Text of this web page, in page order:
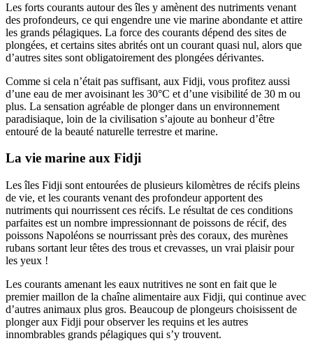
Les forts courants autour des îles y amènent des nutriments venant
des profondeurs, ce qui engendre une vie marine abondante et attire
les grands pélagiques. La force des courants dépend des sites de
plongées, et certains sites abrités ont un courant quasi nul, alors que
d’autres sites sont obligatoirement des plongées dérivantes.
Comme si cela n’était pas suffisant, aux Fidji, vous profitez aussi
d’une eau de mer avoisinant les 30°C et d’une visibilité de 30 m ou
plus. La sensation agréable de plonger dans un environnement
paradisiaque, loin de la civilisation s’ajoute au bonheur d’être
entouré de la beauté naturelle terrestre et marine.
La vie marine aux Fidji
Les îles Fidji sont entourées de plusieurs kilomètres de récifs pleins
de vie, et les courants venant des profondeur apportent des
nutriments qui nourrissent ces récifs. Le résultat de ces conditions
parfaites est un nombre impressionnant de poissons de récif, des
poissons Napoléons se nourrissant près des coraux, des murènes
rubans sortant leur têtes des trous et crevasses, un vrai plaisir pour
les yeux !
Les courants amenant les eaux nutritives ne sont en fait que le
premier maillon de la chaîne alimentaire aux Fidji, qui continue avec
d’autres animaux plus gros. Beaucoup de plongeurs choisissent de
plonger aux Fidji pour observer les requins et les autres
innombrables grands pélagiques qui s’y trouvent.